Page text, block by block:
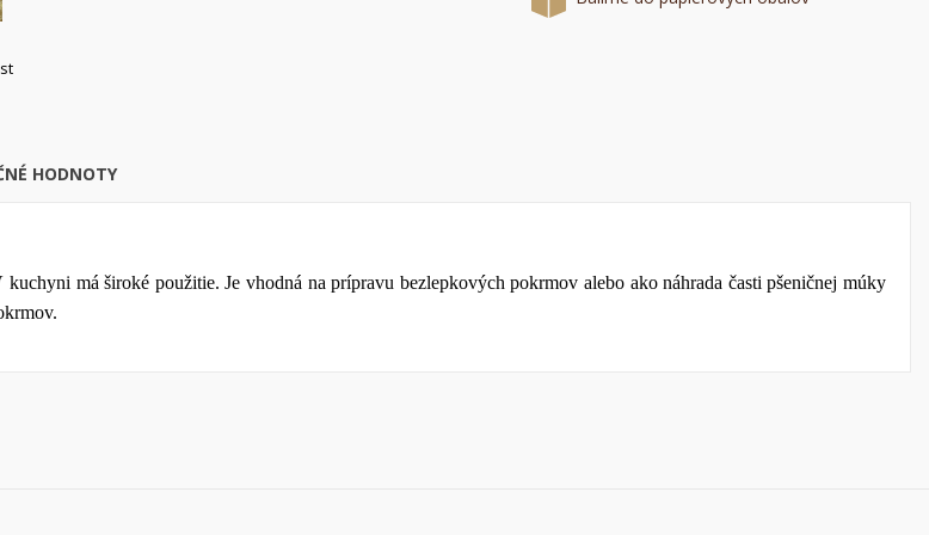
HODNOTY
má široké použitie. Je vhodná na prípravu bezlepkových pokrmov alebo ako náhrada časti pšeničnej múky